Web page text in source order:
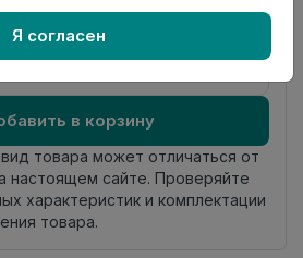
в корзину
товара может отличаться от
настоящем сайте. Проверяйте
характеристик и комплектации
товара.
Я согласен